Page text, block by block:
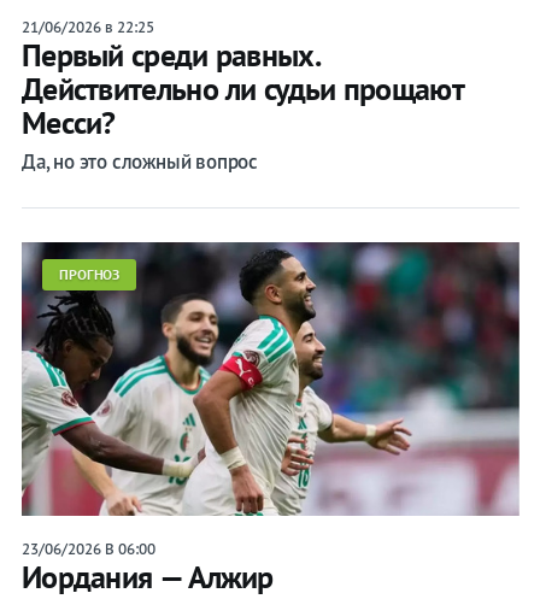
21/06/2026 в 22:25
Первый среди равных.
Действительно ли судьи прощают
Месси?
Да, но это сложный вопрос
ПРОГНОЗ
23/06/2026 В 06:00
Иордания — Алжир